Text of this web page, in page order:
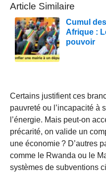
Article Similaire
Cumul
Afrique :
pouvoir
Certains justifient ces
pauvreté ou l’incapacité à
l’énergie. Mais peut-on
précarité, on valide un
une économie ? D’autres
comme le Rwanda ou le
systèmes de subventions